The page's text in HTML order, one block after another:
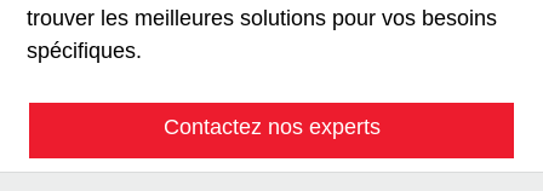
trouver les meilleures solutions pour vos besoins
spécifiques.
Contactez nos experts